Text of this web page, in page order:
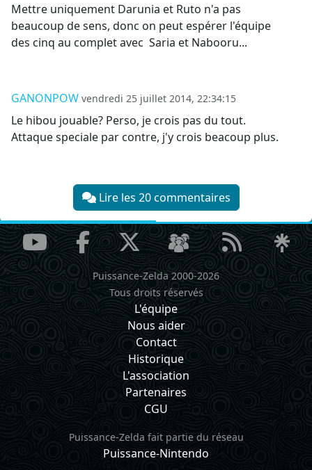
Mettre uniquement Darunia et Ruto n'a pas
beaucoup de sens, donc on peut espérer l'équipe
des cinq au complet avec Saria et Nabooru...
GANONPOW vendredi 25 juillet 2014, 22:34:15
Le hibou jouable? Perso, je crois pas du tout.
Attaque speciale par contre, j'y crois beacoup plus.
Lire les 20 commentaires
Puissance-Zelda 2000-2026
Tous droits réservés
L'équipe
Nous aider
Contact
Historique
L'association
Partenaires
CGU
Puissance-Zelda fait partie du réseau
Puissance-Nintendo